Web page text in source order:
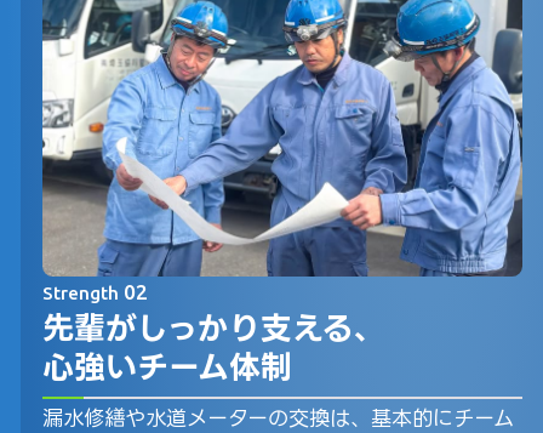
Strength 02
先輩がしっかり支える、
心強いチーム体制
漏水修繕や水道メーターの交換は、基本的にチーム